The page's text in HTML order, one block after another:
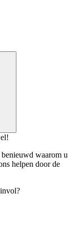
waarom u
helpen door de